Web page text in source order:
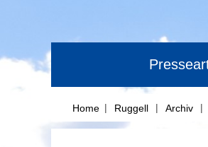
Home | Ruggell | Archiv |